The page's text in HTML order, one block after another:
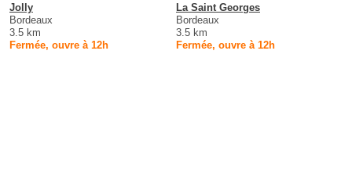
Jolly
Bordeaux
3.5 km
Fermée, ouvre à 12h
La Saint Georges
Bordeaux
3.5 km
Fermée, ouvre à 12h